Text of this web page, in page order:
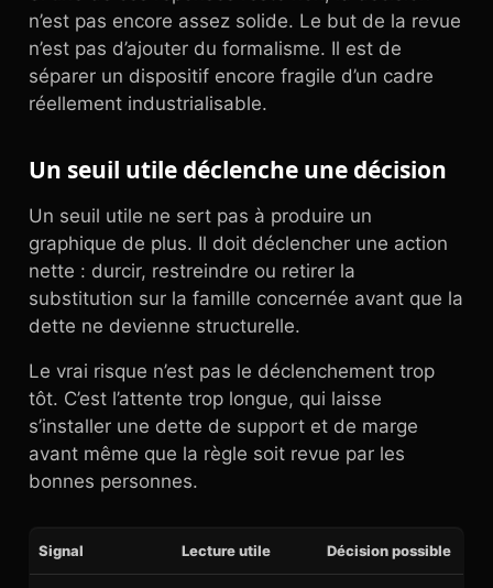
n’est pas encore assez solide. Le but de la revue
n’est pas d’ajouter du formalisme. Il est de
séparer un dispositif encore fragile d’un cadre
réellement industrialisable.
Un seuil utile déclenche une décision
Un seuil utile ne sert pas à produire un
graphique de plus. Il doit déclencher une action
nette : durcir, restreindre ou retirer la
substitution sur la famille concernée avant que la
dette ne devienne structurelle.
Le vrai risque n’est pas le déclenchement trop
tôt. C’est l’attente trop longue, qui laisse
s’installer une dette de support et de marge
avant même que la règle soit revue par les
bonnes personnes.
Signal Lecture utile Décision possible